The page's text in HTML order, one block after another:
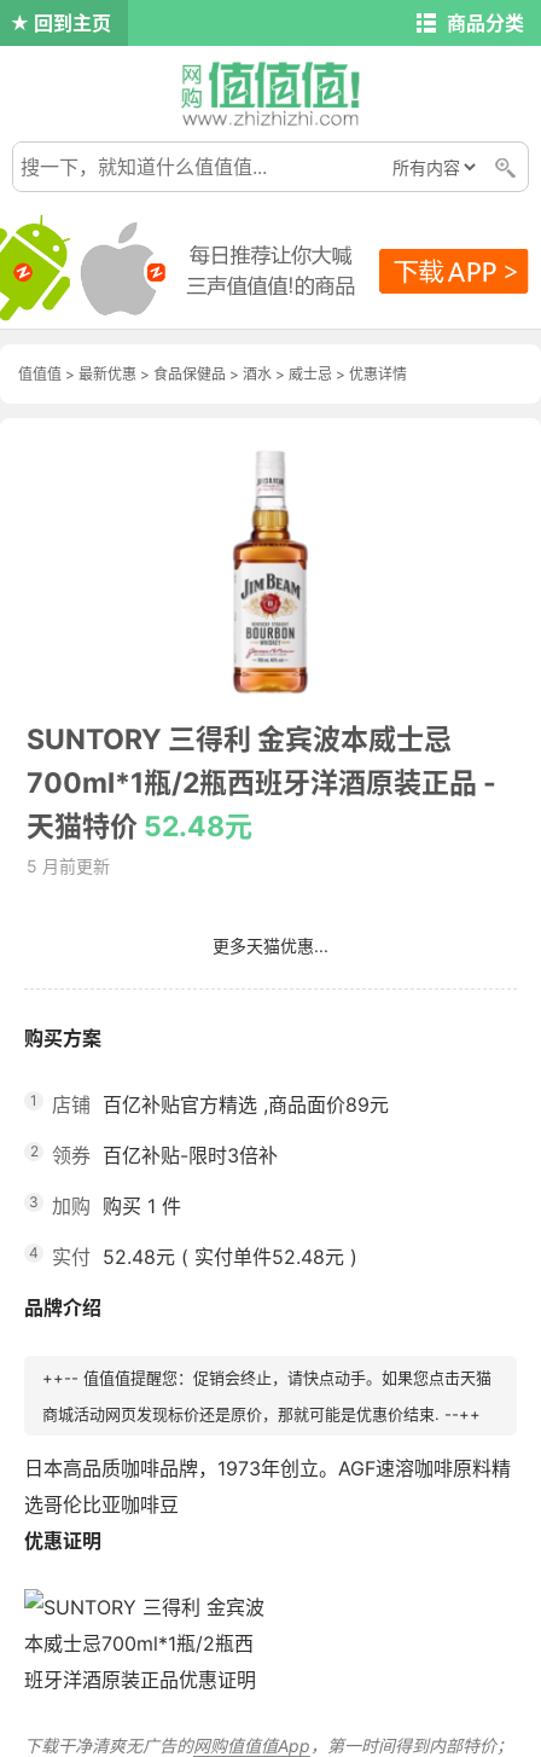
回到主页 商品分类
值值值 > 最新优惠 > 食品保健品 > 酒水 > 威士忌 > 优惠详情
SUNTORY 三得利 金宾波本威士忌
700ml*1瓶/2瓶西班牙洋酒原装正品 -
天猫特价 52.48元
5 月前更新
更多天猫优惠...
购买方案
1 店铺 百亿补贴官方精选 ,商品面价89元
2 领券 百亿补贴-限时3倍补
3 加购 购买 1 件
4 实付 52.48元 ( 实付单件52.48元 )
品牌介绍
++-- 值值值提醒您：促销会终止，请快点动手。如果您点击天猫
商城活动网页发现标价还是原价，那就可能是优惠价结束. --++
日本高品质咖啡品牌，1973年创立。AGF速溶咖啡原料精
选哥伦比亚咖啡豆
优惠证明
下载干净清爽无广告的网购值值值App ，第一时间得到内部特价；